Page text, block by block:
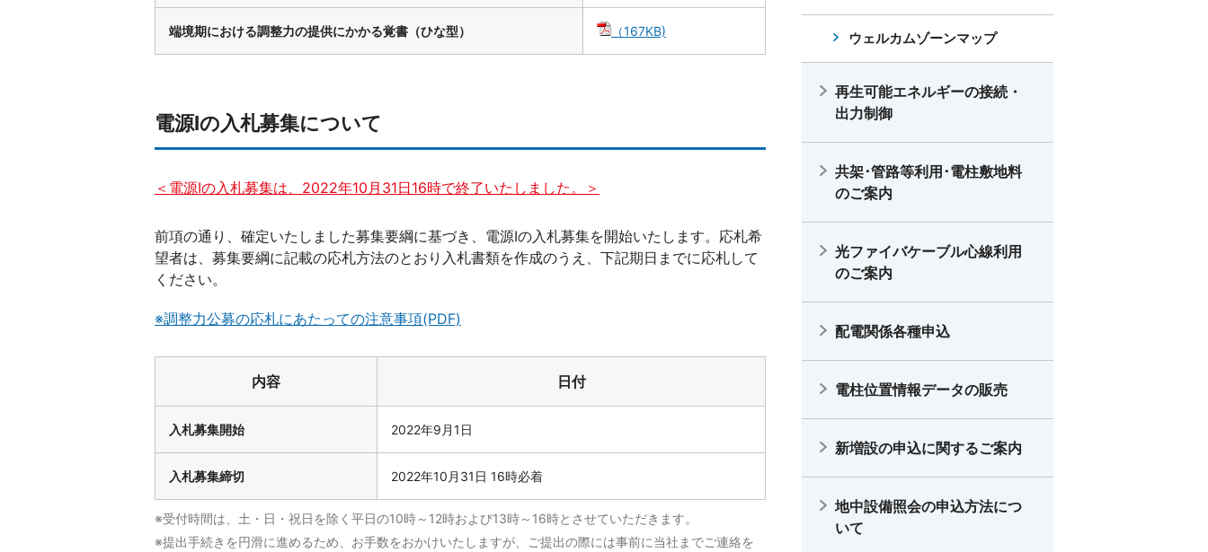
端境期における調整力の提供にかかる覚書（ひな型） （167KB)
電源Ⅰの入札募集について
＜電源Ⅰの入札募集は、2022年10月31日16時で終了いたしました。＞
前項の通り、確定いたしました募集要綱に基づき、電源Ⅰの入札募集を開始いたします。応札希
望者は、募集要綱に記載の応札方法のとおり入札書類を作成のうえ、下記期日までに応札して
ください。
※調整力公募の応札にあたっての注意事項(PDF)
内容 日付
入札募集開始 2022年9月1日
入札募集締切 2022年10月31日 16時必着
※受付時間は、土・日・祝日を除く平日の10時～12時および13時～16時とさせていただきます。
※提出手続きを円滑に進めるため、お手数をおかけいたしますが、ご提出の際には事前に当社までご連絡を
ウェルカムゾーンマップ
再生可能エネルギーの接続・
出力制御
共架･管路等利用･電柱敷地料
のご案内
光ファイバケーブル心線利用
のご案内
配電関係各種申込
電柱位置情報データの販売
新増設の申込に関するご案内
地中設備照会の申込方法につ
いて